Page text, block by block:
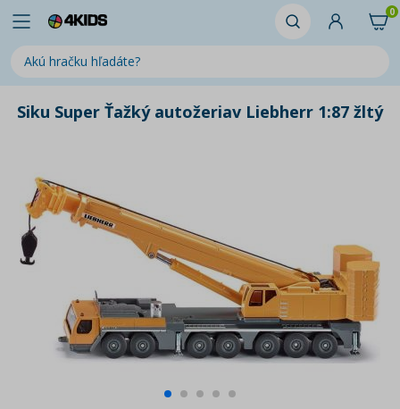
0
Siku Super Ťažký autožeriav Liebherr 1:87 žltý